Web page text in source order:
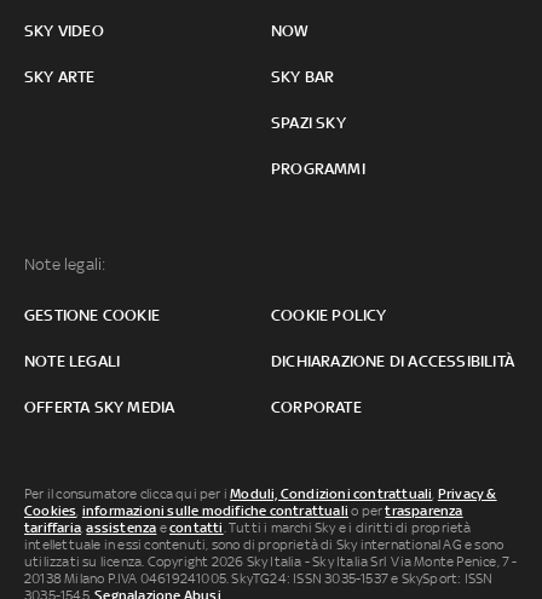
SKY VIDEO
SKY ARTE
NOW
SKY BAR
SPAZI SKY
PROGRAMMI
Note legali:
GESTIONE COOKIE COOKIE POLICY
NOTE LEGALI DICHIARAZIONE DI ACCESSIBILITÀ
OFFERTA SKY MEDIA CORPORATE
Per il consumatore clicca qui per iModuli, Condizioni contrattuali, Privacy &
Cookies, informazioni sulle modifiche contrattuali o pertrasparenza
tariffaria,assistenza econtatti. Tutti i marchi Sky e i diritti di proprietà
intellettuale in essi contenuti, sono di proprietà di Sky international AG e sono
utilizzati su licenza. Copyright 2026 Sky Italia - Sky Italia Srl Via Monte Penice, 7 -
20138 Milano P.IVA 04619241005. SkyTG24: ISSN 3035-1537 e SkySport: ISSN
3035-1545.Segnalazione Abusi